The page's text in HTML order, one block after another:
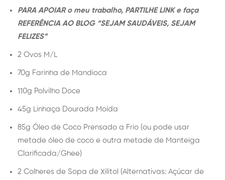
PARA APOIAR o meu trabalho, PARTILHE LINK e faça
REFERÊNCIA AO BLOG “SEJAM SAUDÁVEIS, SEJAM
FELIZES”
2 Ovos M/L
70g Farinha de Mandioca
110g Polvilho Doce
45g Linhaça Dourada Moída
85g Óleo de Coco Prensado a Frio (ou pode usar
metade óleo de coco e outra metade de Manteiga
Clarificada/Ghee)
2 Colheres de Sopa de Xilitol (Alternativas: Açúcar de